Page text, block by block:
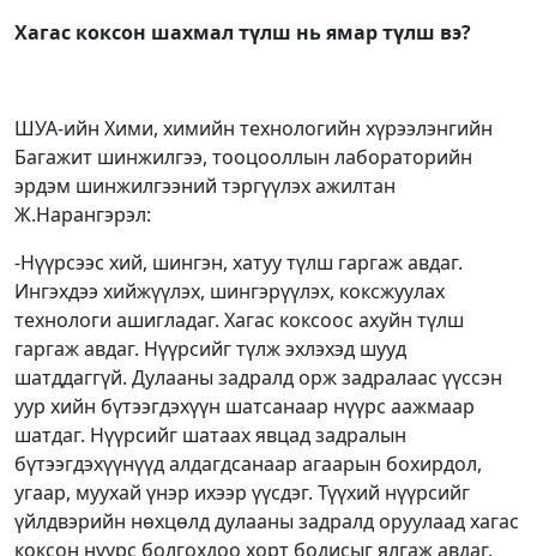
Хагас коксон шахмал түлш нь ямар түлш вэ?
ШУА-ийн Хими, химийн технологийн хүрээлэнгийн
Багажит шинжилгээ, тооцооллын лабораторийн
эрдэм шинжилгээний тэргүүлэх ажилтан
Ж.Нарангэрэл:
-Нүүрсээс хий, шингэн, хатуу түлш гаргаж авдаг.
Ингэхдээ хийжүүлэх, шингэрүүлэх, коксжуулах
технологи ашигладаг. Хагас коксоос ахуйн түлш
гаргаж авдаг. Нүүрсийг түлж эхлэхэд шууд
шатддаггүй. Дулааны задралд орж задралаас үүссэн
уур хийн бүтээгдэхүүн шатсанаар нүүрс аажмаар
шатдаг. Нүүрсийг шатаах явцад задралын
бүтээгдэхүүнүүд алдагдсанаар агаарын бохирдол,
угаар, муухай үнэр ихээр үүсдэг. Түүхий нүүрсийг
үйлдвэрийн нөхцөлд дулааны задралд оруулаад хагас
коксон нүүрс болгохдоо хорт бодисыг ялгаж авдаг.